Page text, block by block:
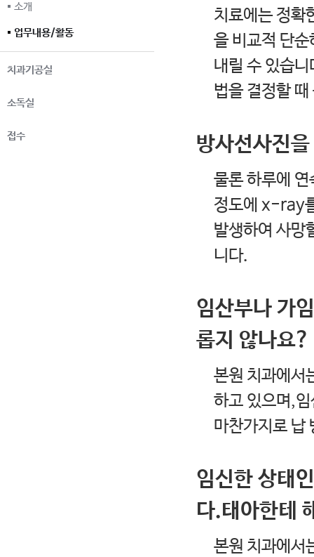
소개
업무내용/활동
치과기공실
소독실
접수
치료에는 정확
을 비교적 단
내릴 수 있습
법을 결정할
방사선사진
물론 하루에
정도에 x-ray
발생하여 사망
니다.
임산부나 가
롭지 않나요?
본원 치과에서
하고 있으며,
마찬가지로 납
임신한 상태
다.태아한테
본원 치과에서